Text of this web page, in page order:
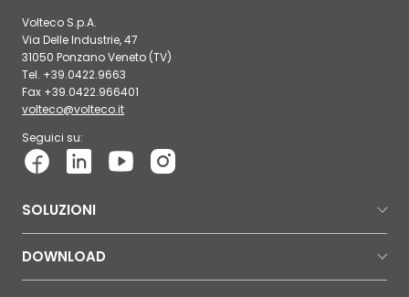
Volteco S.p.A.
Via Delle Industrie, 47
31050 Ponzano Veneto (TV)
Tel. +39.0422.9663
Fax +39.0422.966401
volteco@volteco.it
Seguici su:
SOLUZIONI
DOWNLOAD